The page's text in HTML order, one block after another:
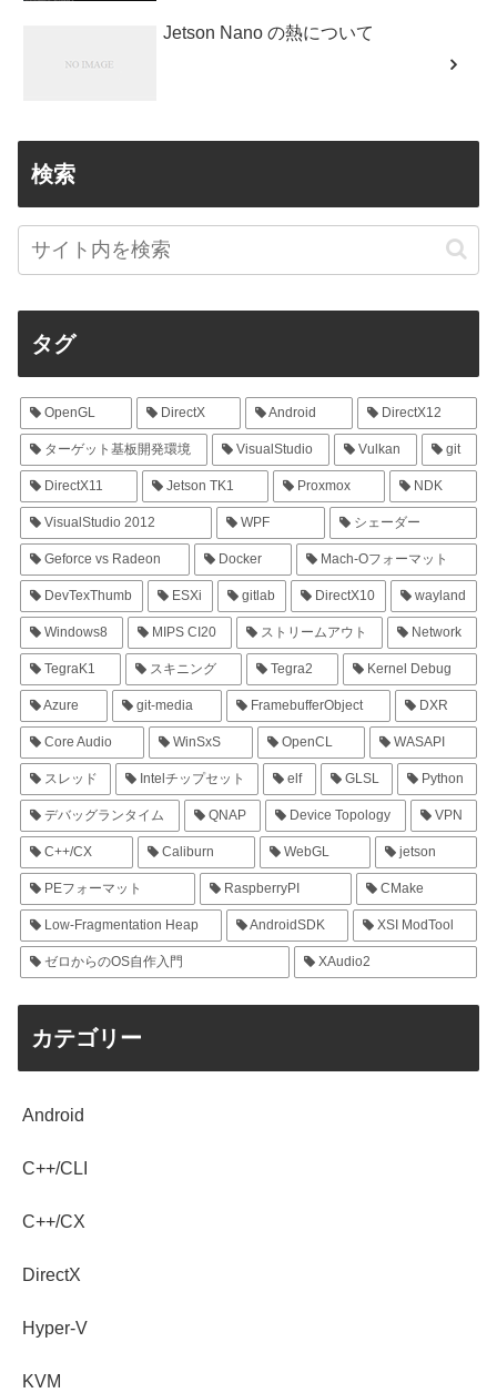
Jetson Nano の熱について
検索
タグ
OpenGL DirectX Android DirectX12
ターゲット基板開発環境 VisualStudio Vulkan git
DirectX11 Jetson TK1 Proxmox NDK
VisualStudio 2012 WPF シェーダー
Geforce vs Radeon Docker Mach-Oフォーマット
DevTexThumb ESXi gitlab DirectX10 wayland
Windows8 MIPS CI20 ストリームアウト Network
TegraK1 スキニング Tegra2 Kernel Debug
Azure git-media FramebufferObject DXR
Core Audio WinSxS OpenCL WASAPI
スレッド Intelチップセット elf GLSL Python
デバッグランタイム QNAP Device Topology VPN
C++/CX Caliburn WebGL jetson
PEフォーマット RaspberryPI CMake
Low-Fragmentation Heap AndroidSDK XSI ModTool
ゼロからのOS自作入門 XAudio2
カテゴリー
Android
C++/CLI
C++/CX
DirectX
Hyper-V
KVM